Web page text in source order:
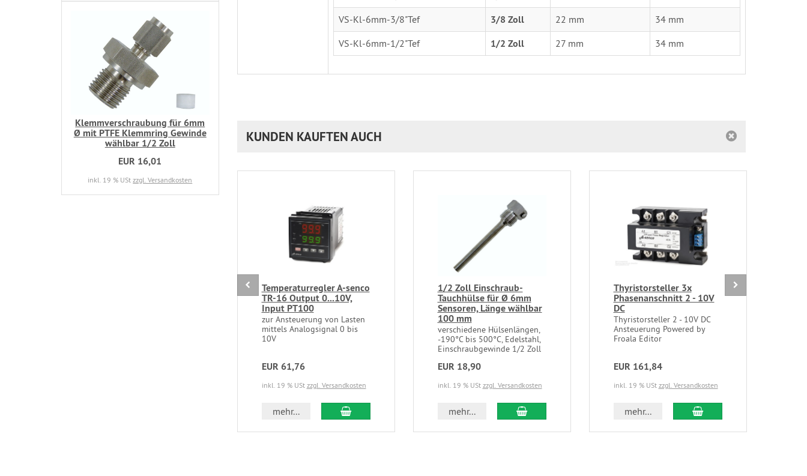
VS-Kl-6mm-3/8"Tef
3/8 Zoll 22 mm
34 mm
VS-Kl-6mm-1/2"Tef
1/2 Zoll 27 mm 34 mm
KUNDEN KAUFTEN AUCH
Temperaturregler A-senco
TR-16 Output 0...10V,
Input PT100
zur Ansteuerung von Lasten
mittels Analogsignal 0 bis
10V
EUR 61,76
inkl. 19 % USt zzgl. Versandkosten
mehr... In den Warenkorb
1/2 Zoll Einschraub-
Tauchhülse für Ø 6mm
Sensoren, Länge wählbar
100 mm
verschiedene Hülsenlängen,
-190°C bis 500°C, Edelstahl,
Einschraubgewinde 1/2 Zoll
EUR 18,90
inkl. 19 % USt zzgl. Versandkosten
mehr... In den Warenkorb
Thyristorsteller 3x
Phasenanschnitt 2 - 10V
DC
Thyristorsteller 2 - 10V DC
Ansteuerung Powered by
Froala Editor
EUR 161,84
inkl. 19 % USt zzgl. Versandkosten
mehr... In den Warenkorb
Klemmverschraubung für 6mm
Ø mit PTFE Klemmring Gewinde
wählbar 1/2 Zoll
EUR 16,01
inkl. 19 % UStzzgl. Versandkosten